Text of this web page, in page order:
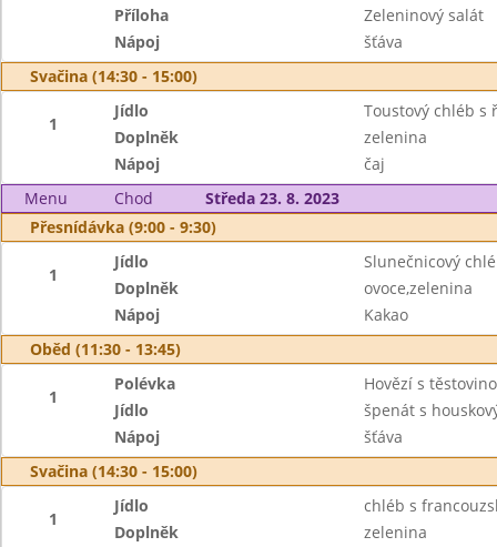
Příloha
Zeleninový salát
Nápoj
šťáva
Svačina (14:30 - 15:00)
1
Jídlo
Toustový chléb s
Doplněk
zelenina
Nápoj
čaj
Menu
Chod
Středa 23. 8. 2023
Přesnídávka (9:00 - 9:30)
1
Jídlo
Slunečnicový
Doplněk
ovoce,zelenina
Nápoj
Kakao
Oběd (11:30 - 13:45)
1
Polévka
Hovězí s
Jídlo
špenát s
Nápoj
šťáva
Svačina (14:30 - 15:00)
1
Jídlo
chléb s
Doplněk
zelenina